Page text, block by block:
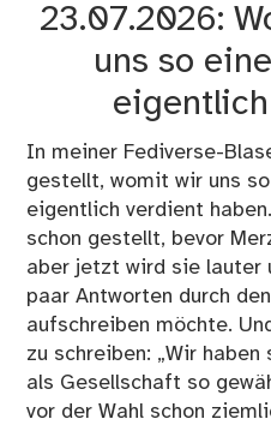
23.07.2026:
uns so
In meiner Fediverse-
gestellt, womit wir uns
eigentlich verdient
schon gestellt, bevor
aber jetzt wird sie lauter
paar Antworten durch
aufschreiben möchte.
zu schreiben: „Wir
als Gesellschaft so
vor der Wahl schon